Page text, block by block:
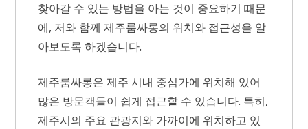
찾아갈 수 있는 방법을 아는 것이 중요하기 때문
에, 저와 함께 제주룸싸롱의 위치와 접근성을 알
아보도록 하겠습니다.
제주룸싸롱은 제주 시내 중심가에 위치해 있어
많은 방문객들이 쉽게 접근할 수 있습니다. 특히,
제주시의 주요 관광지와 가까이에 위치하고 있